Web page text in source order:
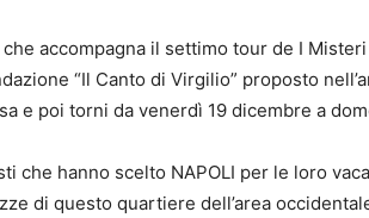
accompagna il settimo tour de I
“Il Canto di Virgilio” proposto
e poi torni da venerdì 19 dicembre a
che hanno scelto NAPOLI per le loro
di questo quartiere dell’area